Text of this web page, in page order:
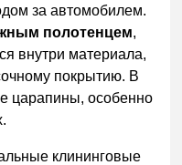
за автомобилем.
полотенцем,
внутри материала,
покрытию. В
царапины, особенно
клининговые